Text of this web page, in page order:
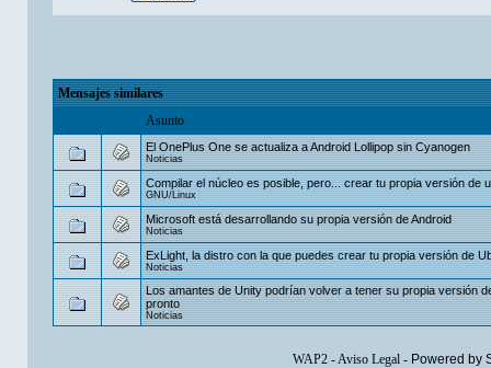
Mensajes similares
Asunto
El OnePlus One se actualiza a Android Lollipop sin Cyanogen
Noticias
Compilar el núcleo es posible, pero... crear tu propia versión de
GNU/Linux
Microsoft está desarrollando su propia versión de Android
Noticias
ExLight, la distro con la que puedes crear tu propia versión de
Noticias
Los amantes de Unity podrían volver a tener su propia versión
pronto
Noticias
WAP2-Aviso Legal- Powered by